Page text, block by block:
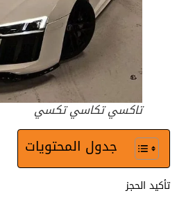
تاكسي تكاسي تكسي
جدول المحتويات
تأكيد الحجز